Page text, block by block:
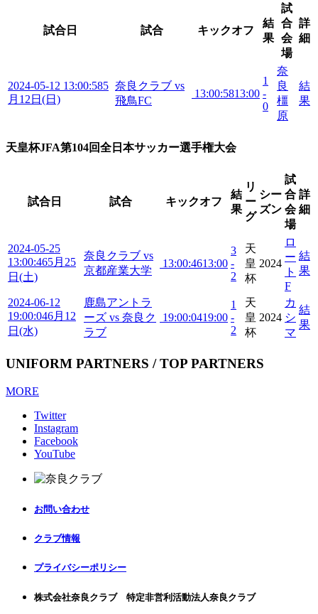
試合日 試合 キックオフ
結
果
試
合
会
場
詳
細
2024-05-12 13:00:585
月12日(日)
奈良クラブ vs
飛鳥FC
13:00:5813:00
1
-
0
奈
良
橿
原
結
果
天皇杯JFA第104回全日本サッカー選手権大会
試合日 試合 キックオフ
結
果
リ
ー
グ
シー
ズン
試
合
会
場
詳
細
2024-05-25
13:00:465月25
日(土)
奈良クラブ vs
京都産業大学
13:00:4613:00
3
-
2
天
皇
杯
2024
ロ
ー
ト
F
結
果
2024-06-12
19:00:046月12
日(水)
鹿島アントラ
ーズ vs 奈良ク
ラブ
19:00:0419:00
1
-
2
天
皇
杯
2024
カ
シ
マ
結
果
UNIFORM PARTNERS / TOP PARTNERS
MORE
Twitter
Instagram
Facebook
YouTube
お問い合わせ
クラブ情報
プライバシーポリシー
株式会社奈良クラブ 特定非営利活動法人奈良クラブ